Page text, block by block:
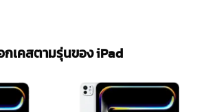
กเคสตามรุ่นของ iPad​